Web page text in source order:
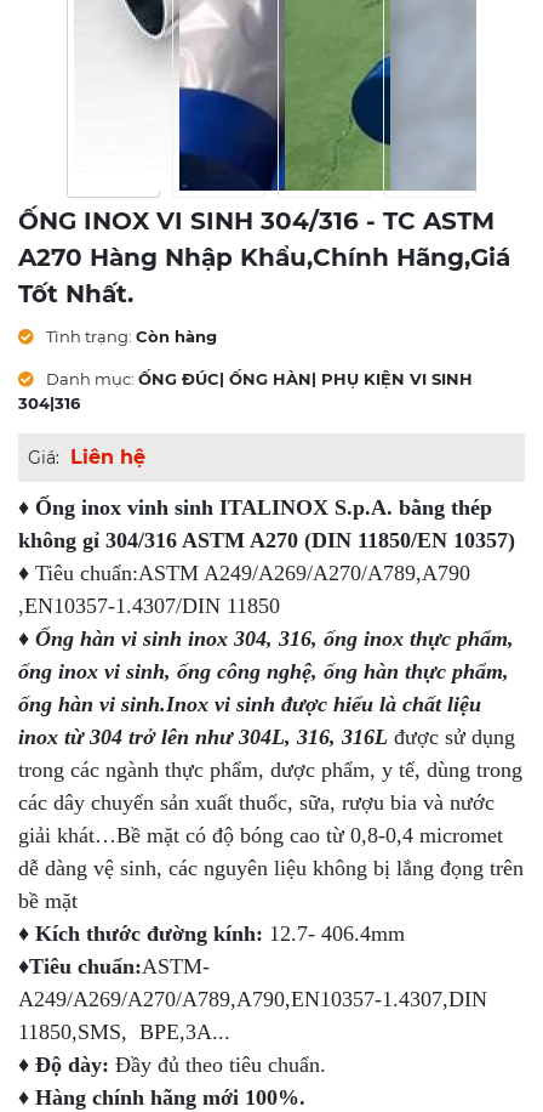
ỐNG INOX VI SINH 304/316 - TC ASTM
A270 Hàng Nhập Khẩu,chính Hãng,giá
Tốt Nhất.
Tình trạng: Còn hàng
Danh mục: ỐNG ĐÚC| ỐNG HÀN| PHỤ KIỆN VI SINH
304|316
Giá: Liên hệ
♦ Ống inox vinh sinh ITALINOX S.p.A. bằng thép
không gỉ 304/316 ASTM A270 (DIN 11850/EN 10357)
♦ Tiêu chuẩn:ASTM A249/A269/A270/A789,A790
,EN10357-1.4307/DIN 11850
♦ Ống hàn vi sinh inox 304, 316, ống inox thực phẩm,
ống inox vi sinh, ống công nghệ, ống hàn thực phẩm,
ống hàn vi sinh.Inox vi sinh được hiểu là chất liệu
inox từ 304 trở lên như 304L, 316, 316L được sử dụng
trong các ngành thực phẩm, dược phẩm, y tế, dùng trong
các dây chuyển sản xuất thuốc, sữa, rượu bia và nước
giải khát…Bề mặt có độ bóng cao từ 0,8-0,4 micromet
dễ dàng vệ sinh, các nguyên liệu không bị lắng đọng trên
bề mặt
♦ Kích thước đường kính: 12.7- 406.4mm
♦Tiêu chuẩn:ASTM-
A249/A269/A270/A789,A790,EN10357-1.4307,DIN
11850,SMS, BPE,3A...
♦ Độ dày: Đầy đủ theo tiêu chuẩn.
♦ Hàng chính hãng mới 100%.